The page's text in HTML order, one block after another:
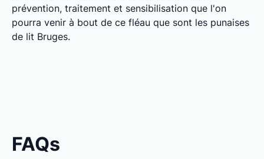
prévention, traitement et sensibilisation que l'on
pourra venir à bout de ce fléau que sont les punaises
de lit Bruges.
FAQs